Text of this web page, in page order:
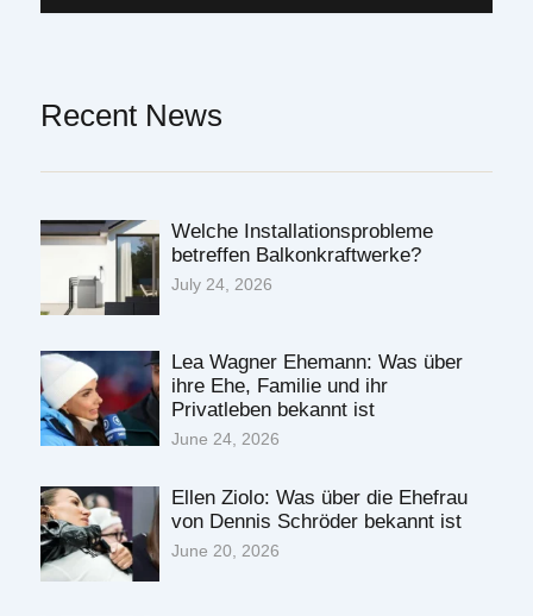
Recent News
Welche Installationsprobleme
betreffen Balkonkraftwerke?
July 24, 2026
Lea Wagner Ehemann: Was über
ihre Ehe, Familie und ihr
Privatleben bekannt ist
June 24, 2026
Ellen Ziolo: Was über die Ehefrau
von Dennis Schröder bekannt ist
June 20, 2026